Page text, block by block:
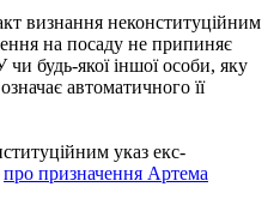
визнання неконституційним
на посаду не припиняє
будь-якої іншої особи, яку
автоматичного її
указ екс-
про призначення Артема